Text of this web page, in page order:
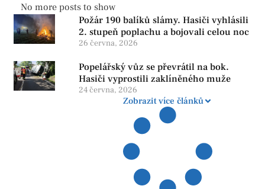
No more posts to show
Požár 190 balíků slámy. Hasiči vyhlásili
2. stupeň poplachu a bojovali celou noc
26 června, 2026
Popelářský vůz se převrátil na bok.
Hasiči vyprostili zaklíněného muže
24 června, 2026
Zobrazit více článků